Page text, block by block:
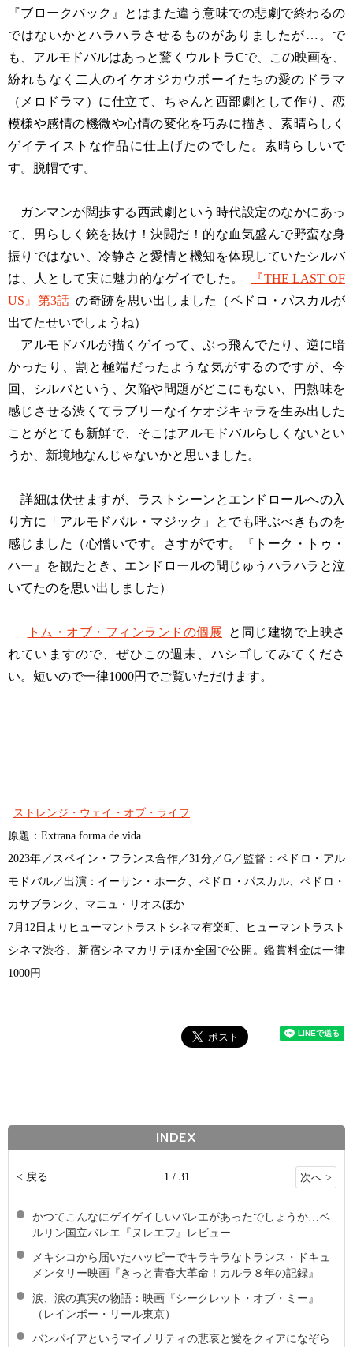
『ブロークバック』とはまた違う意味での悲劇で終わるの
ではないかとハラハラさせるものがありましたが…。で
も、アルモドバルはあっと驚くウルトラCで、この映画を、
紛れもなく二人のイケオジカウボーイたちの愛のドラマ
（メロドラマ）に仕立て、ちゃんと西部劇として作り、恋
模様や感情の機微や心情の変化を巧みに描き、素晴らしく
ゲイテイストな作品に仕上げたのでした。素晴らしいで
す。脱帽です。
ガンマンが闊歩する西武劇という時代設定のなかにあっ
て、男らしく銃を抜け！決闘だ！的な血気盛んで野蛮な身
振りではない、冷静さと愛情と機知を体現していたシルバ
は、人として実に魅力的なゲイでした。
『THE LAST OF
US』第3話 の奇跡を思い出しました（ペドロ・パスカルが
出てたせいでしょうね）
アルモドバルが描くゲイって、ぶっ飛んでたり、逆に暗
かったり、割と極端だったような気がするのですが、今
回、シルバという、欠陥や問題がどこにもない、円熟味を
感じさせる渋くてラブリーなイケオジキャラを生み出した
ことがとても新鮮で、そこはアルモドバルらしくないとい
うか、新境地なんじゃないかと思いました。
詳細は伏せますが、ラストシーンとエンドロールへの入
り方に「アルモドバル・マジック」とでも呼ぶべきものを
感じました（心憎いです。さすがです。『トーク・トゥ・
ハー』を観たとき、エンドロールの間じゅうハラハラと泣
いてたのを思い出しました）
トム・オブ・フィンランドの個展
と同じ建物で上映さ
れていますので、ぜひこの週末、ハシゴしてみてくださ
い。短いので一律1000円でご覧いただけます。
ストレンジ・ウェイ・オブ・ライフ
原題：Extrana forma de vida
2023年／スペイン・フランス合作／31分／G／監督：ペドロ・アル
モドバル／出演：イーサン・ホーク、ペドロ・パスカル、ペドロ・
カサブランク、マニュ・リオスほか
7月12日よりヒューマントラストシネマ有楽町、ヒューマントラスト
シネマ渋谷、新宿シネマカリテほか全国で公開。鑑賞料金は一律
1000円
INDEX
< 戻る 1 / 31 次へ >
かつてこんなにゲイゲイしいバレエがあったでしょうか…ベ
ルリン国立バレエ『ヌレエフ』レビュー
メキシコから届いたハッピーでキラキラなトランス・ドキュ
メンタリー映画『きっと青春大革命！カルラ８年の記録』
涙、涙の真実の物語：映画『シークレット・オブ・ミー』
（レインボー・リール東京）
バンパイアというマイノリティの悲哀と愛をクィアになぞら